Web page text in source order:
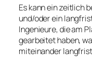
Es kann ein zeitlich
und/oder ein
Ingenieure, die am
gearbeitet haben,
miteinander